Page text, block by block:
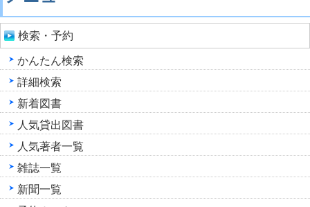
検索・予約
かんたん検索
詳細検索
新着図書
人気貸出図書
人気著者一覧
雑誌一覧
新聞一覧